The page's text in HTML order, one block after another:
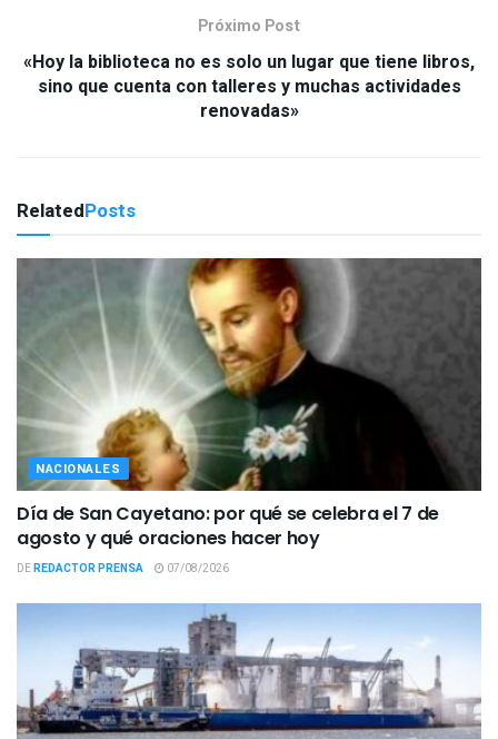
Próximo Post
«Hoy la biblioteca no es solo un lugar que tiene libros,
sino que cuenta con talleres y muchas actividades
renovadas»
RelatedPosts
NACIONALES
Día de San Cayetano: por qué se celebra el 7 de
agosto y qué oraciones hacer hoy
DEREDACTOR PRENSA 07/08/2026